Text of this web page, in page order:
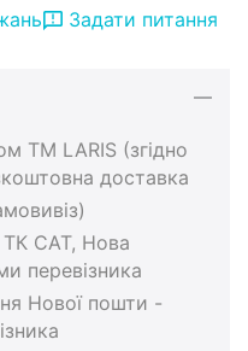
Задати питання
ТМ LARIS (згідно
доставка
ТК САТ, Нова
перевізника
Нової пошти -